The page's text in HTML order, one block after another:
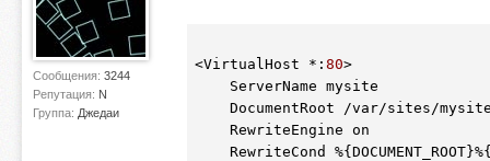
Сообщения: 3244
Репутация: N
Группа: Джедаи
<VirtualHost *: 80>
RewriteCond %{DOCUMENT_ROOT}